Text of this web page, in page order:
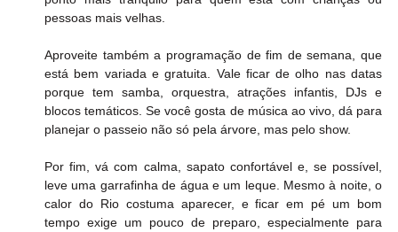
pessoas mais velhas.
Aproveite também a programação de fim de semana, que
está bem variada e gratuita. Vale ficar de olho nas datas
porque tem samba, orquestra, atrações infantis, DJs e
blocos temáticos. Se você gosta de música ao vivo, dá para
planejar o passeio não só pela árvore, mas pelo show.
Por fim, vá com calma, sapato confortável e, se possível,
leve uma garrafinha de água e um leque. Mesmo à noite, o
calor do Rio costuma aparecer, e ficar em pé um bom
tempo exige um pouco de preparo, especialmente para